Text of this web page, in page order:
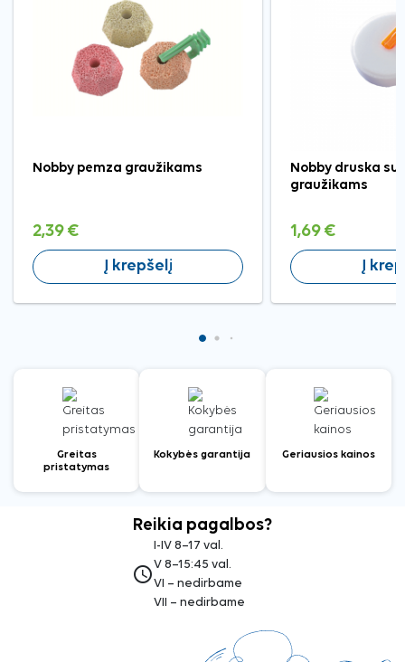
Nobby pemza graužikams
2,39 €
Į krepšelį
Nobby druska su
graužikams
1,69 €
Į
Greitas
pristatymas
Kokybės garantija Geriausios kainos
Reikia pagalbos?
access_time
I-IV 8–17 val.
V 8–15:45 val.
VI – nedirbame
VII – nedirbame